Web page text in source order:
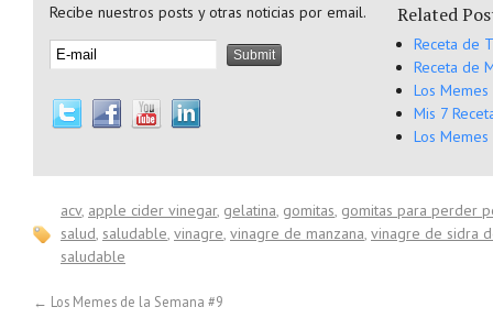
Recibe nuestros posts y otras noticias por email. Related
Receta de
Receta de
Los
Mis 7
Los
acv, apple cider vinegar, gelatina gomitas gomitas para perder
salud saludable vinagre vinagre de manzana vinagre de sidra
saludable
← Los Memes de la Semana #9